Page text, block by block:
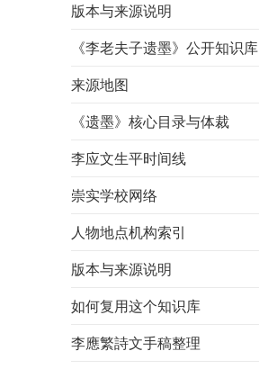
版本与来源说明
《李老夫子遗墨》公开知识库
来源地图
《遗墨》核心目录与体裁
李应文生平时间线
崇实学校网络
人物地点机构索引
版本与来源说明
如何复用这个知识库
李應繁詩文手稿整理